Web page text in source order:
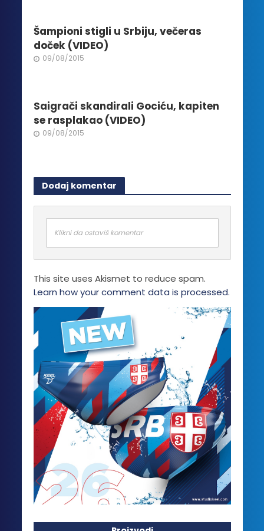
Šampioni stigli u Srbiju, večeras
doček (VIDEO)
09/08/2015
Saigrači skandirali Gociću, kapiten
se rasplakao (VIDEO)
09/08/2015
Dodaj komentar
Klikni da ostaviš komentar
This site uses Akismet to reduce spam.
Learn how your comment data is processed.